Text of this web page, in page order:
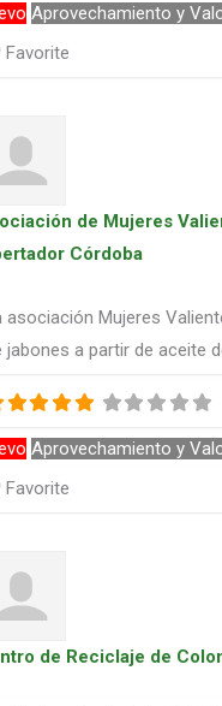
Aprovechamiento y
Favorite
de Mujeres
Córdoba
asociación Mujeres
jabones a partir de aceite
Aprovechamiento y
Favorite
de Reciclaje de